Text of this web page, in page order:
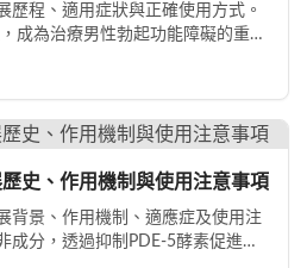
歷程、適用症狀與正確使用方式。
成為治療男性勃起功能障礙的重要
史、作用機制與使用注意事項
背景、作用機制、適應症及使用注
成分，透過抑制PDE-5酵素促進血